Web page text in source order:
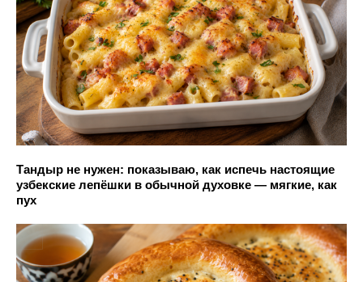
Тандыр не нужен: показываю, как испечь настоящие
узбекские лепёшки в обычной духовке — мягкие, как
пух